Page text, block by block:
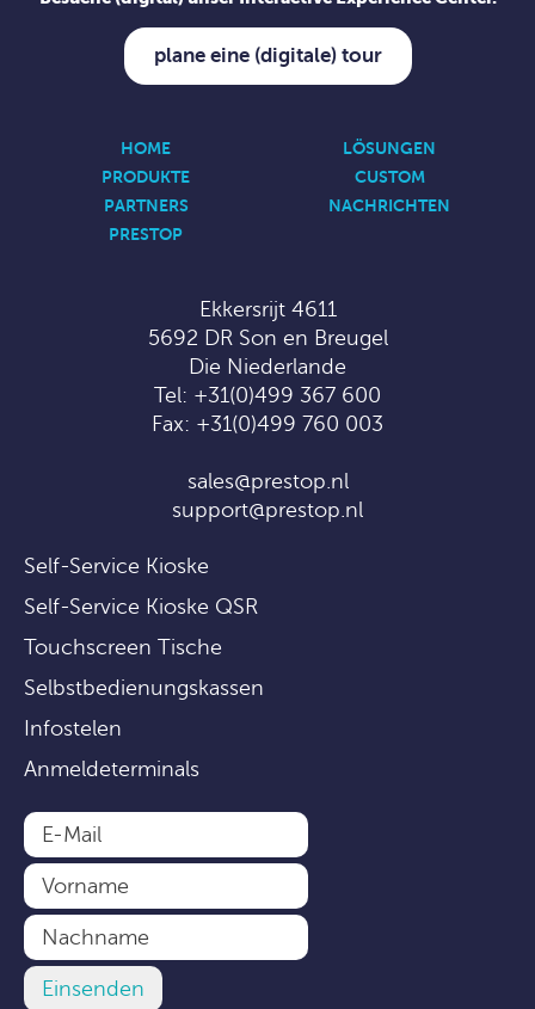
plane eine (digitale) tour
HOME
LÖSUNGEN
PRODUKTE
CUSTOM
PARTNERS
NACHRICHTEN
PRESTOP
Ekkersrijt 4611
5692 DR Son en Breugel
Die Niederlande
Tel: +31(0)499 367 600
Fax: +31(0)499 760 003
sales@prestop.nl
support@prestop.nl
Self-Service Kioske
Self-Service Kioske QSR
Touchscreen Tische
Selbstbedienungskassen
Infostelen
Anmeldeterminals